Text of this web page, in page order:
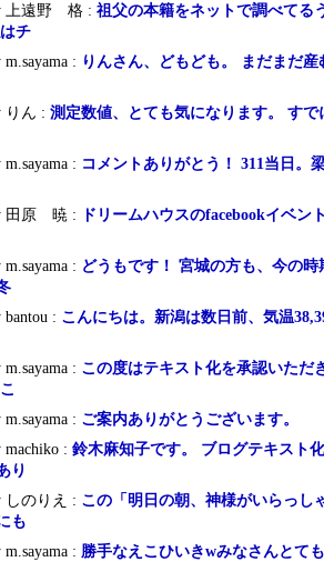
上遠野 格 : 祖父の本籍をネットで調べてる
チ
: りんさん、どもども。 まだまだ
りん : 測定数値、とても気になります。 す
: コメントありがとう！ 311当日。
田原 暁 :
ドリームハウスのfacebookイベン
: どうもです！ 宮城の方も、今の
bantou : こんにちは。新潟は数日前、気温
: この度はテキスト化を承認いただ
: ご案内ありがとうございます。
machiko : 鈴木麻知子です。 ブログテキスト
り
しのりえ : この「明日の朝、神様がいらっし
も
: 勝手なえこひいきwみなさんとて